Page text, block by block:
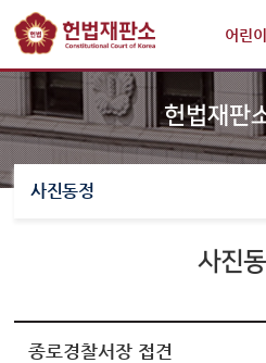
어린이
선고·변론사건
만화로
최근
헌법재판 안내
헌법재판
사진동정
사진
종로경찰서장 접견